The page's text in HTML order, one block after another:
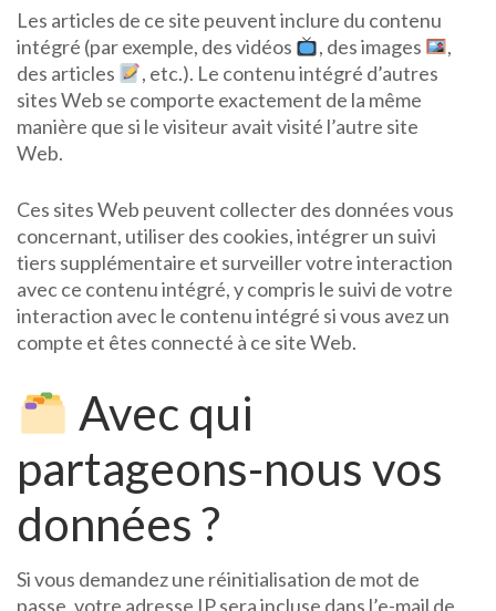
Les articles de ce site peuvent inclure du contenu
intégré (par exemple, des vidéos
, des images
,
des articles
, etc.). Le contenu intégré d’autres
sites Web se comporte exactement de la même
manière que si le visiteur avait visité l’autre site
Web.
Ces sites Web peuvent collecter des données vous
concernant, utiliser des cookies, intégrer un suivi
tiers supplémentaire et surveiller votre interaction
avec ce contenu intégré, y compris le suivi de votre
interaction avec le contenu intégré si vous avez un
compte et êtes connecté à ce site Web.
Avec qui
partageons-nous vos
données ?
Si vous demandez une réinitialisation de mot de
passe, votre adresse IP sera incluse dans l’e-mail de